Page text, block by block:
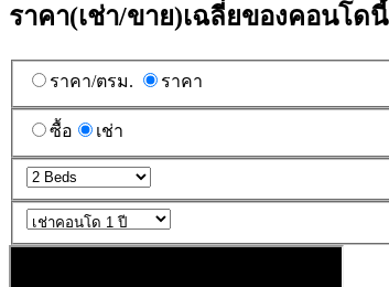
ราคา(เช่า/ขาย)เฉลี่ยของคอนโดนี้
ราคา/ตรม. ราคา
ซื้อ เช่า